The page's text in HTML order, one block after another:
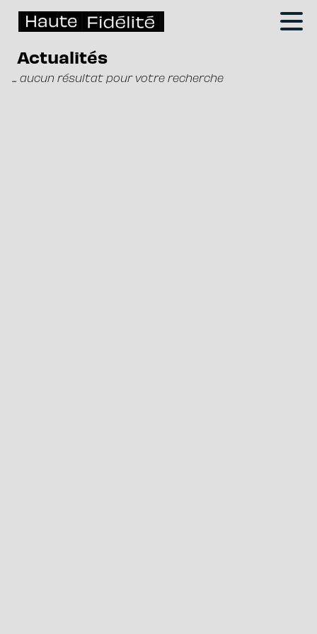
Actualités
... aucun résultat pour votre recherche